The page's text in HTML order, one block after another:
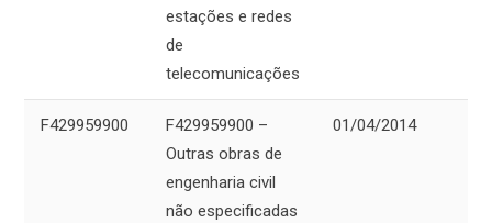
estações e redes
de
telecomunicações
F429959900
F429959900 –
Outras obras de
engenharia civil
não especificadas
01/04/2014